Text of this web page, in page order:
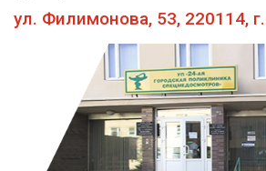
ул. Филимонова, 53, 220114,